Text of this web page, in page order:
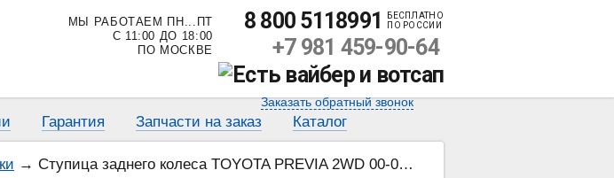
МЫ РАБОТАЕМ ПН...ПТ
С 11:00 ДО 18:00
ПО МОСКВЕ
8 800 5118991
БЕСПЛАТНО
ПО РОССИИ
+7 981 459-90-64
Заказать обратный звонок
Гарантия Запчасти на заказ Каталог
→ Ступица заднего колеса TOYOTA PREVIA 2WD 00-06, RAV-4 2WD 00-05